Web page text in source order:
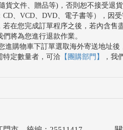
貨文件、贈品等)，否則恕不接受退貨
、VCD、DVD、電子書等），因
若在您完成訂單程序之後，若內含
將為您進行退款作業。
進購物車下訂單選取海外寄送地址
特定數量者，可洽 【團購部門】 ，我